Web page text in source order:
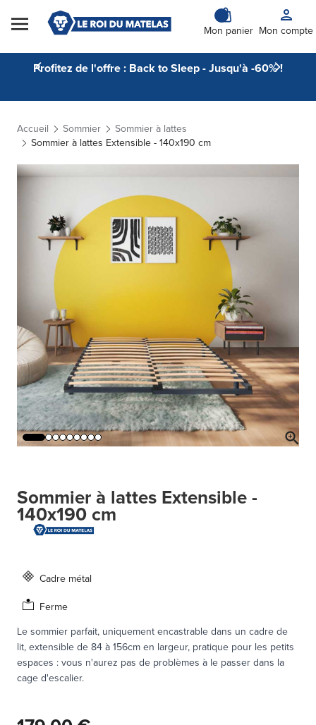
Skip to Content
Mon panier Mon compte
Profitez de l'offre : Back to Sleep - Jusqu'à -60% !
Accueil Sommier
Sommier à lattes
Sommier à lattes Extensible - 140x190 cm
Sommier à lattes Extensible -
140x190 cm
Cadre métal
Ferme
Le sommier parfait, uniquement encastrable dans un cadre de
lit, extensible de 84 à 156cm en largeur, pratique pour les petits
espaces : vous n'aurez pas de problèmes à le passer dans la
cage d'escalier.